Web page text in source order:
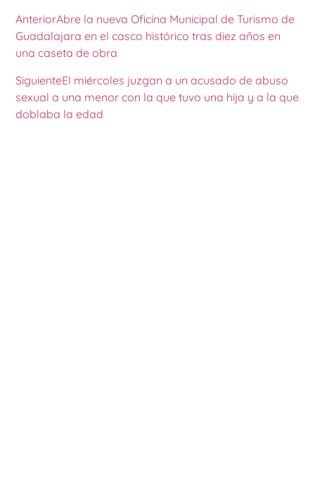
AnteriorAbre la nueva Oficina Municipal de Turismo de
Guadalajara en el casco histórico tras diez años en
una caseta de obra
SiguienteEl miércoles juzgan a un acusado de abuso
sexual a una menor con la que tuvo una hija y a la que
doblaba la edad